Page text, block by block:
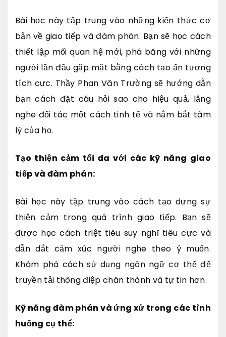
Bài học này tập trung vào những kiến thức cơ
bản về giao tiếp và đàm phán. Bạn sẽ học cách
thiết lập mối quan hệ mới, phá băng với những
người lần đầu gặp mặt bằng cách tạo ấn tượng
tích cực. Thầy Phan Văn Trường sẽ hướng dẫn
bạn cách đặt câu hỏi sao cho hiệu quả, lắng
nghe đối tác một cách tinh tế và nắm bắt tâm
lý của họ.
Tạo thiện cảm tối đa với các kỹ năng giao
tiếp và đàm phán:
Bài học này tập trung vào cách tạo dựng sự
thiện cảm trong quá trình giao tiếp. Bạn sẽ
được học cách triệt tiêu suy nghĩ tiêu cực và
dẫn dắt cảm xúc người nghe theo ý muốn.
Khám phá cách sử dụng ngôn ngữ cơ thể để
truyền tải thông điệp chân thành và tự tin hơn.
Kỹ năng đàm phán và ứng xử trong các tình
huống cụ thể: